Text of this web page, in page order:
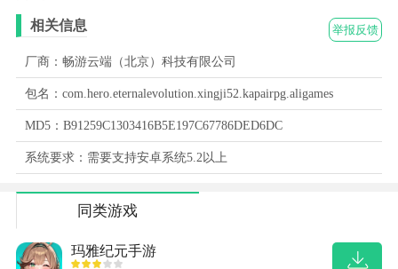
举报反馈
相关信息
厂商：畅游云端（北京）科技有限公司
包名：com.hero.eternalevolution.xingji52.kapairpg.aligames
MD5：B91259C1303416B5E197C67786DED6DC
系统要求：需要支持安卓系统5.2以上
同类游戏
玛雅纪元手游